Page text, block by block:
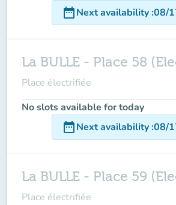
date_rangeNext availability:08/
La BULLE - Place 58
Place électrifiée
No slots available for today
date_rangeNext availability:08/
La BULLE - Place 59
Place électrifiée